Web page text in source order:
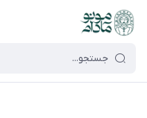
9oGygsJEdAZik